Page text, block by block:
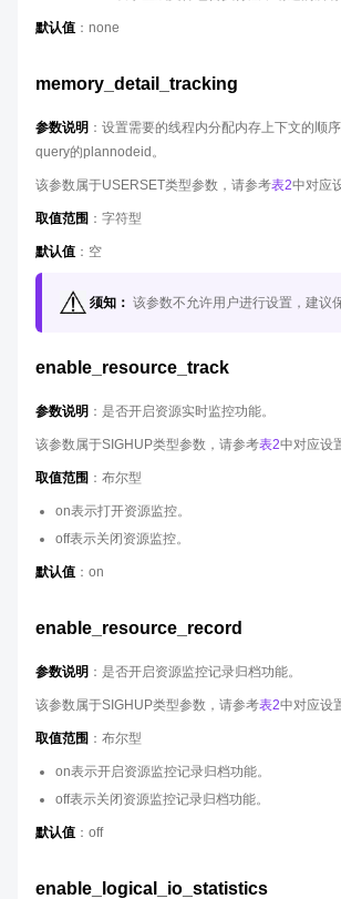
默认值 ：none
memory_detail_tracking
参数说明 ：设置需要的线程内分配内存上下文的顺
query的plannodeid。
该参数属于USERSET类型参数，请参考表2中对应
取值范围 ：字符型
默认值 ：空
须知： 该参数不允许用户进行设置，建议
enable_resource_track
参数说明 ：是否开启资源实时监控功能。
该参数属于SIGHUP类型参数，请参考表2中对应设
取值范围 ：布尔型
on表示打开资源监控。
off表示关闭资源监控。
默认值 ：on
enable_resource_record
参数说明 ：是否开启资源监控记录归档功能。
该参数属于SIGHUP类型参数，请参考表2中对应设
取值范围 ：布尔型
on表示开启资源监控记录归档功能。
off表示关闭资源监控记录归档功能。
默认值 ：off
enable_logical_io_statistics